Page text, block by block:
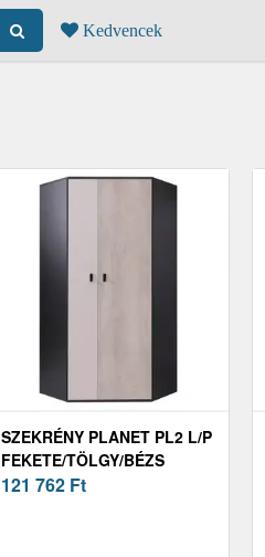
Kedvencek
SZEKRÉNY PLANET PL2 L/P
FEKETE/TÖLGY/BÉZS
121 762 Ft